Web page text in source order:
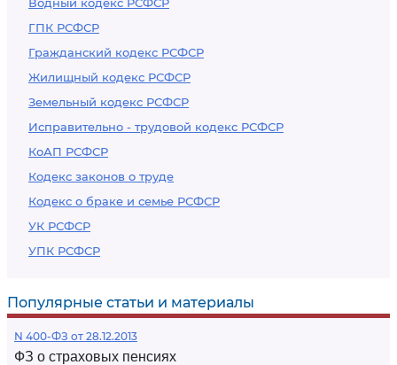
ГПК РСФСР
Гражданский кодекс РСФСР
Жилищный кодекс РСФСР
Земельный кодекс РСФСР
Исправительно - трудовой кодекс РСФСР
КоАП РСФСР
Кодекс законов о труде
Кодекс о браке и семье РСФСР
УК РСФСР
УПК РСФСР
Популярные статьи и материалы
N 400-ФЗ от 28.12.2013
ФЗ о страховых пенсиях